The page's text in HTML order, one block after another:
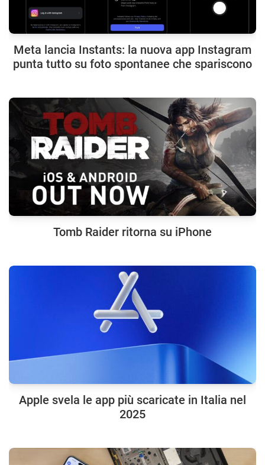
Meta lancia Instants: la nuova app Instagram
punta tutto su foto spontanee che spariscono
Tomb Raider ritorna su iPhone
Apple svela le app più scaricate in Italia nel
2025